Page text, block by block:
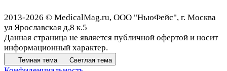
2013-2026 © MedicalMag.ru, ООО "НьюФейс", г. Москва
ул Ярославская д,8 к.5
Данная страница не является публичной офертой и носит
информационный характер.
Темная тема Светлая тема